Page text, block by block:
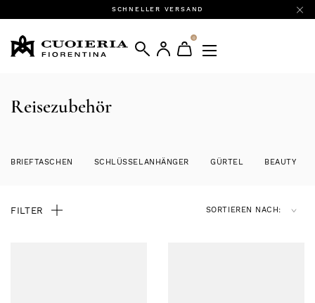
SCHNELLER VERSAND
0
Reisezubehör
BRIEFTASCHEN SCHLÜSSELANHÄNGER GÜRTEL BEAUTY
FILTER SORTIEREN NACH: